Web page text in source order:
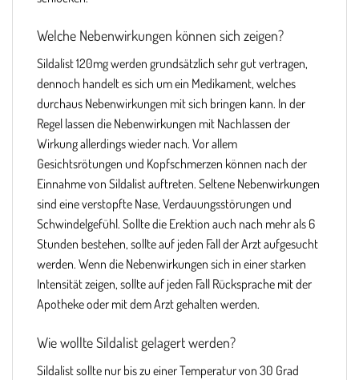
Welche Nebenwirkungen können sich zeigen?
Sildalist 120mg werden grundsätzlich sehr gut vertragen,
dennoch handelt es sich um ein Medikament, welches
durchaus Nebenwirkungen mit sich bringen kann. In der
Regel lassen die Nebenwirkungen mit Nachlassen der
Wirkung allerdings wieder nach. Vor allem
Gesichtsrötungen und Kopfschmerzen können nach der
Einnahme von Sildalist auftreten. Seltene Nebenwirkungen
sind eine verstopfte Nase, Verdauungsstörungen und
Schwindelgefühl. Sollte die Erektion auch nach mehr als 6
Stunden bestehen, sollte auf jeden Fall der Arzt aufgesucht
werden. Wenn die Nebenwirkungen sich in einer starken
Intensität zeigen, sollte auf jeden Fall Rücksprache mit der
Apotheke oder mit dem Arzt gehalten werden.
Wie wollte Sildalist gelagert werden?
Sildalist sollte nur bis zu einer Temperatur von 30 Grad